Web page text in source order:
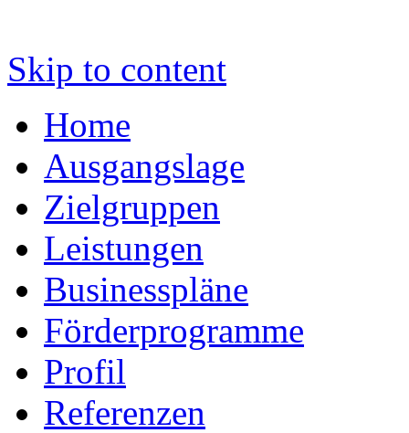
Skip to content
Home
Ausgangslage
Zielgruppen
Leistungen
Businesspläne
Förderprogramme
Profil
Referenzen